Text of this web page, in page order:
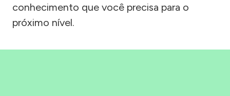
conhecimento que você precisa para o
próximo nível.